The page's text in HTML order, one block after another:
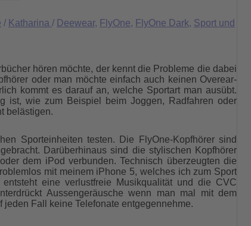
/ Katharina / Deewear, FlyOne, FlyOne Dark, Sport und
hören möchte, der kennt die Probleme die dabei
oder man möchte einfach auch keinen Overear-
kommt es darauf an, welche Sportart man ausübt.
ist, wie zum Beispiel beim Joggen, Radfahren oder
belästigen.
Sporteinheiten testen. Die FlyOne-Kopfhörer sind
Darüberhinaus sind die stylischen Kopfhörer
dem iPod verbunden. Technisch überzeugten die
mit meinem iPhone 5, welches ich zum Sport
eine verlustfreie Musikqualität und die CVC
Aussengeräusche wenn man mal mit dem
Fall keine Telefonate entgegennehme.